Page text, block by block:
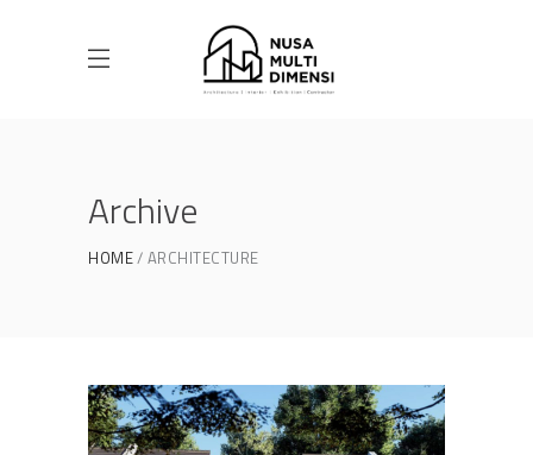
Archive
HOME ARCHITECTURE
Desain Cluster Premier 3 di